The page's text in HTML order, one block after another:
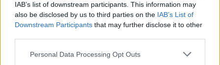
IAB’s list of downstream participants. This information may
also be disclosed by us to third parties on the IAB’s List of
Downstream Participants that may further disclose it to other
Please note that this website/app uses one or more Google
Personal Data Processing Opt Outs
« Chorégraphie sophistiquée »
Avant de procéder à une large destruction des
installations, les commandos ont pu recueillir des
informations. D’après la plateforme d’actualités